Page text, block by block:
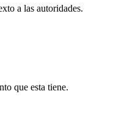
a las autoridades.
que esta tiene.